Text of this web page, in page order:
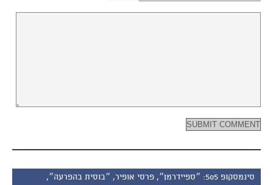
סינמסקופ 505: ״ספיידרמן״, פרסי אופיר, ״בוסית בהפרעה״,